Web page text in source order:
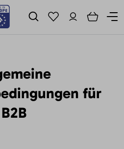
für
B2B